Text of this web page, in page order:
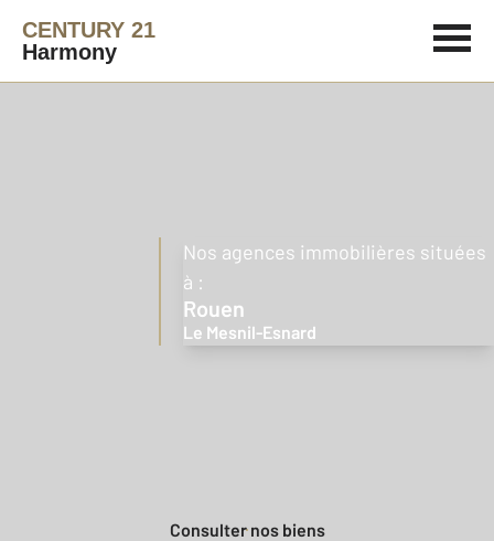
CENTURY 21
Harmony
Nos agences immobilières situées
à :
Rouen
Le Mesnil-Esnard
Consulter nos biens